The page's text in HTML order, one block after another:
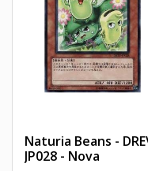
Naturia Beans -
JP028 - Nova